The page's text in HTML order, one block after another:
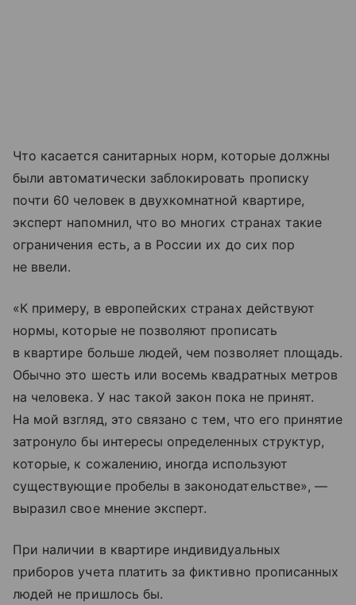
Что касается санитарных норм, которые должны
были автоматически заблокировать прописку
почти 60 человек в двухкомнатной квартире,
эксперт напомнил, что во многих странах такие
ограничения есть, а в России их до сих пор
не ввели.
«К примеру, в европейских странах действуют
нормы, которые не позволяют прописать
в квартире больше людей, чем позволяет площадь.
Обычно это шесть или восемь квадратных метров
на человека. У нас такой закон пока не принят.
На мой взгляд, это связано с тем, что его принятие
затронуло бы интересы определенных структур,
которые, к сожалению, иногда используют
существующие пробелы в законодательстве», —
выразил свое мнение эксперт.
При наличии в квартире индивидуальных
приборов учета платить за фиктивно прописанных
людей не пришлось бы.